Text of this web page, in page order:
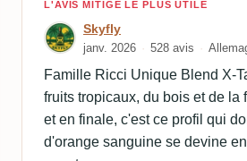
Avis de Skyfly
L'AVIS MITIGÉ LE PLUS UTILE
Skyfly
janv. 2026 528 avis
Famille Ricci Unique Blend X-
fruits tropicaux, du bois et de
et en finale, c'est ce profil qui
d'orange sanguine se devine